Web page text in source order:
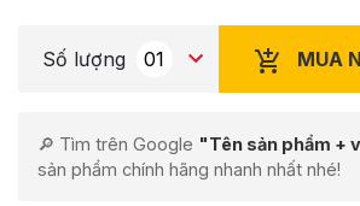
Số lượng MUA
🔎 Tìm trên Google "Tên sản phẩm +
sản phẩm chính hãng nhanh nhất nhé!